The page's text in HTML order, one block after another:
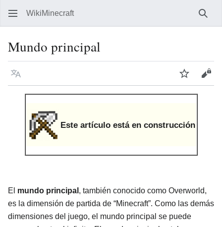
WikiMinecraft
Mundo principal
Idioma VigilarVer
Este artículo está en construcción
El mundo principal , también conocido como Overworld,
es la dimensión de partida de “Minecraft”. Como las demás
dimensiones del juego, el mundo principal se puede